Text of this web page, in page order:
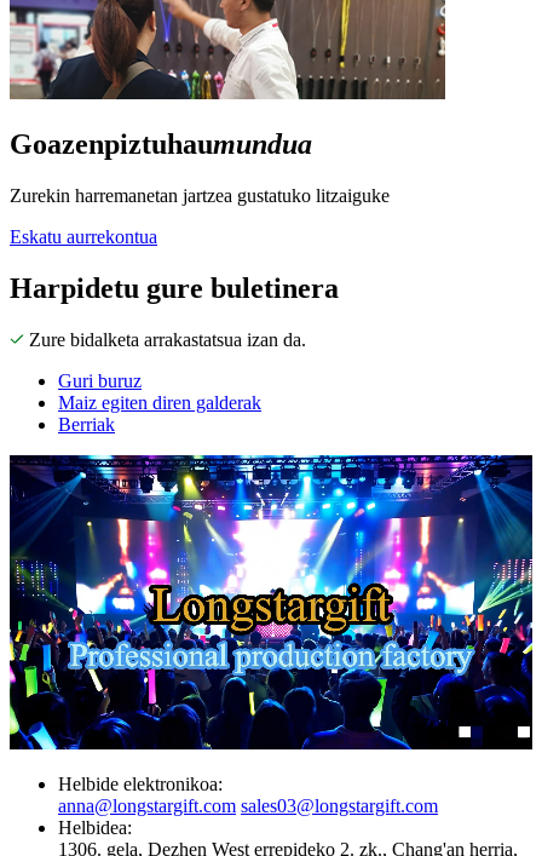
Goazenpiztuhaumundua
Zurekin harremanetan jartzea gustatuko litzaiguke
Eskatu aurrekontua
Harpidetu gure buletinera
Zure bidalketa arrakastatsua izan da.
Guri buruz
Maiz egiten diren galderak
Berriak
Helbide elektronikoa:
anna@longstargift.com sales03@longstargift.com
Helbidea:
1306. gela, Dezhen West errepideko 2. zk., Chang'an herria,